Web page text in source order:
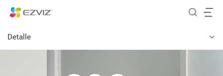
Detalle